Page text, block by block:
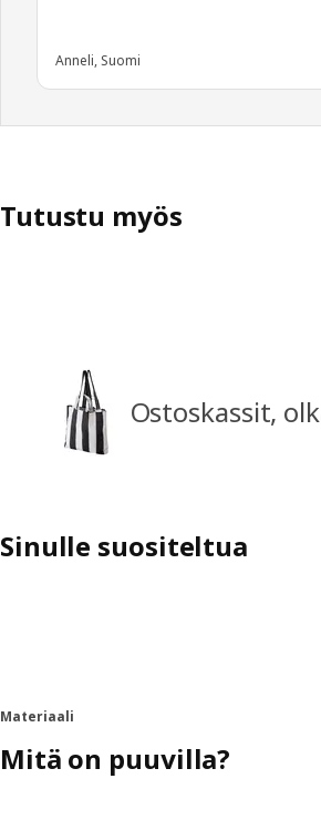
Anneli, Suomi
Tutustu myös
Ostoskassit,
Sinulle suositeltua
Materiaali
Mitä on puuvilla?